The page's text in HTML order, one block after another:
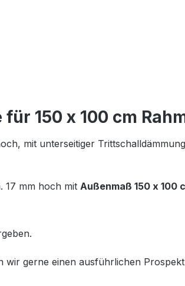
150 x 100 cm
mit unterseitiger
17 mm hoch mit Außenmaß 150 x 100
wir gerne einen ausführlichen